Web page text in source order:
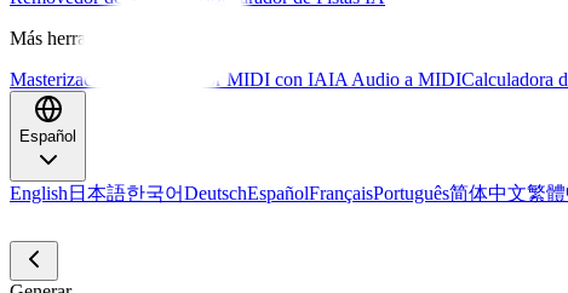
Más herramientas de música
Masterización con IA
Editor MIDI con IAIA Audio a MIDICalculadora
Español
English 日本語한국어DeutschEspañolFrançaisPortuguês简体中文繁